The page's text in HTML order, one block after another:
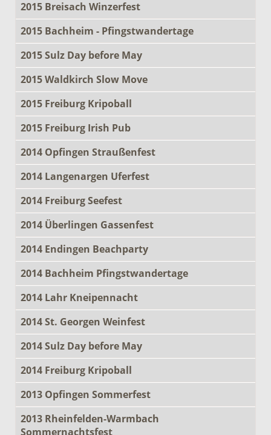
2015 Breisach Winzerfest
2015 Bachheim - Pfingstwandertage
2015 Sulz Day before May
2015 Waldkirch Slow Move
2015 Freiburg Kripoball
2015 Freiburg Irish Pub
2014 Opfingen Straußenfest
2014 Langenargen Uferfest
2014 Freiburg Seefest
2014 Überlingen Gassenfest
2014 Endingen Beachparty
2014 Bachheim Pfingstwandertage
2014 Lahr Kneipennacht
2014 St. Georgen Weinfest
2014 Sulz Day before May
2014 Freiburg Kripoball
2013 Opfingen Sommerfest
2013 Rheinfelden-Warmbach
Sommernachtsfest